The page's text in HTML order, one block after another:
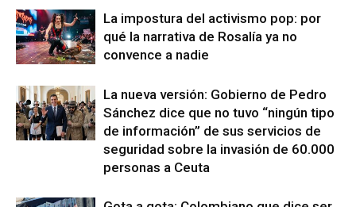
La impostura del activismo pop: por
qué la narrativa de Rosalía ya no
convence a nadie
La nueva versión: Gobierno de Pedro
Sánchez dice que no tuvo “ningún tipo
de información” de sus servicios de
seguridad sobre la invasión de 60.000
personas a Ceuta